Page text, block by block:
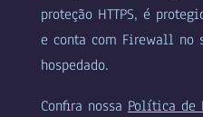
proteção HTTPS, é
e conta com Firewall no
hospedado.
Confira nossa Política de